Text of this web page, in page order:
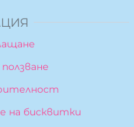
на бисквитки